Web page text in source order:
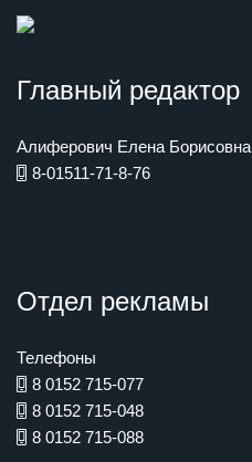
Главный редактор
Алиферович Елена Борисовна
8-01511-71-8-76
Отдел рекламы
Телефоны
8 0152 715-077
8 0152 715-048
8 0152 715-088